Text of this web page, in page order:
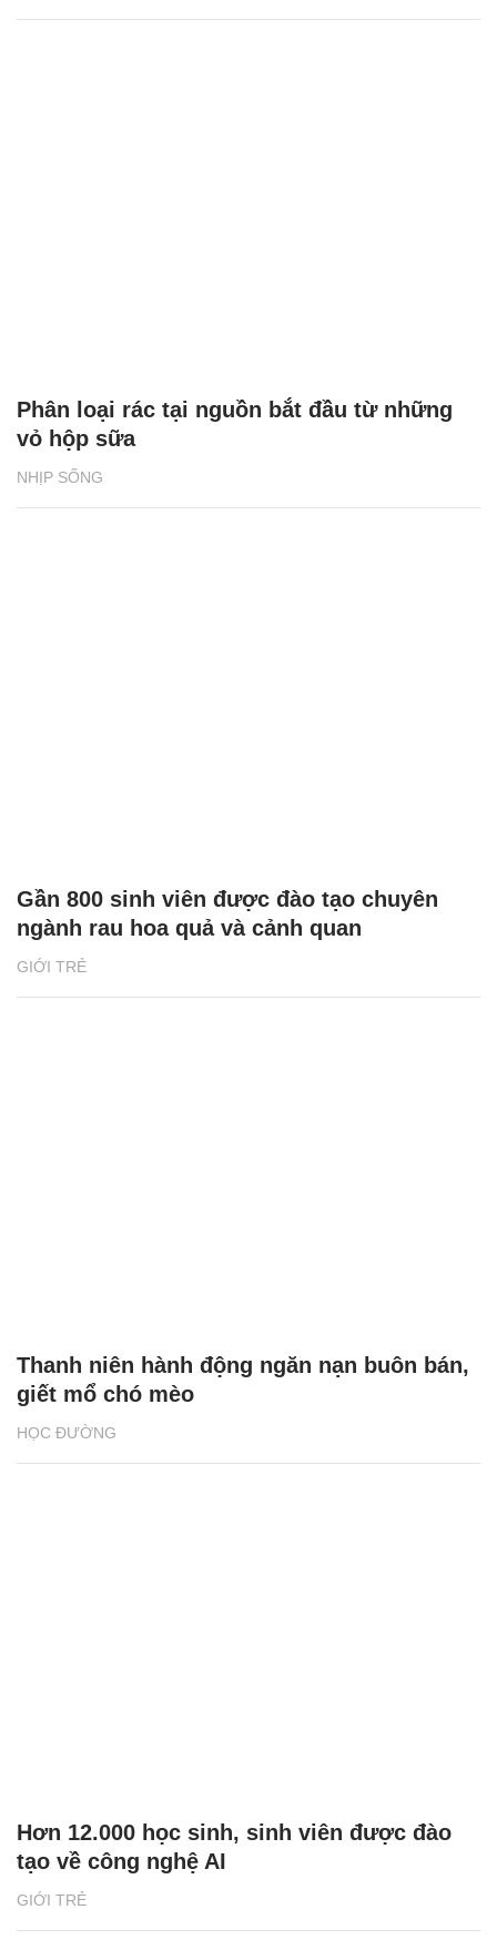
NHỊP SỐNG
Phân loại rác tại nguồn bắt đầu từ những
vỏ hộp sữa
GIỚI TRẺ
Gần 800 sinh viên được đào tạo chuyên
ngành rau hoa quả và cảnh quan
HỌC ĐƯỜNG
Thanh niên hành động ngăn nạn buôn bán,
giết mổ chó mèo
GIỚI TRẺ
Hơn 12.000 học sinh, sinh viên được đào
tạo về công nghệ AI